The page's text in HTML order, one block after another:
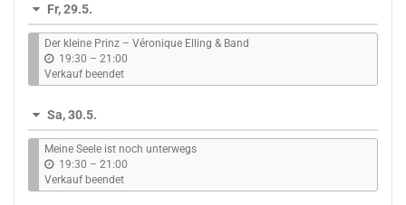
auswählen
Fr, 29.5.
Der kleine Prinz – Véronique Elling & Band
19:30 – b
i
s
21:00
Verkauf beendet
Sa, 30.5.
Meine Seele ist noch unterwegs
19:30 – b
i
s
21:00
Verkauf beendet